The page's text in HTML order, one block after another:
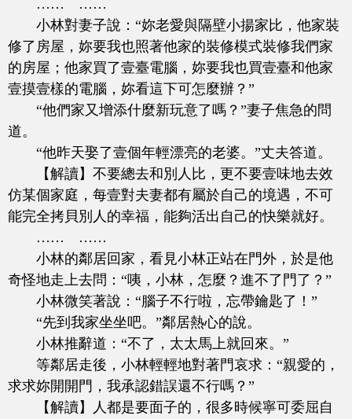
…… ……
小林對妻子說：“妳老愛與隔壁小揚家比，他家裝
修了房屋，妳要我也照著他家的裝修模式裝修我們家
的房屋；他家買了壹臺電腦，妳要我也買壹臺和他家
壹摸壹樣的電腦，妳看這下可怎麼辦？”
“他們家又增添什麼新玩意了嗎？”妻子焦急的問
道。
“他昨天娶了壹個年輕漂亮的老婆。”丈夫答道。
【解讀】不要總去和別人比，更不要壹味地去效
仿某個家庭，每壹對夫妻都有屬於自己的境遇，不可
能完全拷貝別人的幸福，能夠活出自己的快樂就好。
…… ……
小林的鄰居回家，看見小林正站在門外，於是他
奇怪地走上去問：“咦，小林，怎麼？進不了門了？”
小林微笑著說：“腦子不行啦，忘帶鑰匙了！”
“先到我家坐坐吧。”鄰居熱心的說。
小林推辭道：“不了，太太馬上就回來。”
等鄰居走後，小林輕輕地對著門哀求：“親愛的，
求求妳開開門，我承認錯誤還不行嗎？”
【解讀】人都是要面子的，很多時候寧可委屈自